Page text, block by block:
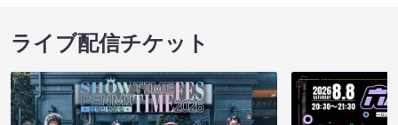
ライブ配信チケット